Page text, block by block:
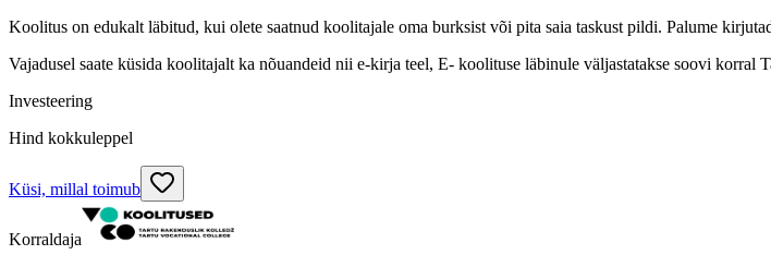
Koolitus on edukalt läbitud, kui olete saatnud koolitajale oma burksist või pita saia taskust pildi. Palume
Vajadusel saate küsida koolitajalt ka nõuandeid nii e-kirja teel, E- koolituse läbinule väljastatakse soovi korral
Investeering
Hind kokkuleppel
Küsi, millal toimub
Korraldaja